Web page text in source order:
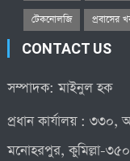
টেকনোলজি প্রবাসের
CONTACT US
সম্পাদক: মাইনুল হক
প্রধান কার্যালয় :
মনোহরপুর, কুমিল্লা-